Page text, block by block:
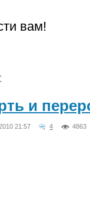
вам!
и
21:57 4 4863